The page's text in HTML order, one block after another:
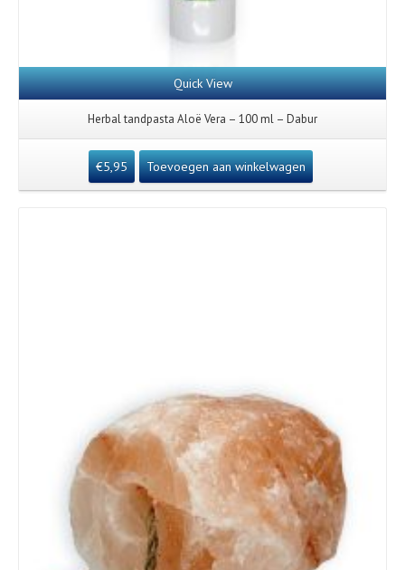
Quick View
Herbal tandpasta Aloë Vera – 100 ml – Dabur
€5,95 Toevoegen aan winkelwagen